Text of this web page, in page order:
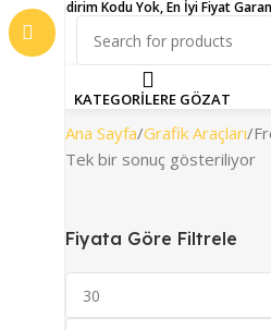
İndirim Kodu Yok, En İyi Fiyat
KATEGORİLERE GÖZAT
Ana Sayfa Grafik Araçları
Tek bir sonuç gösteriliyor
Fiyata Göre Filtrele